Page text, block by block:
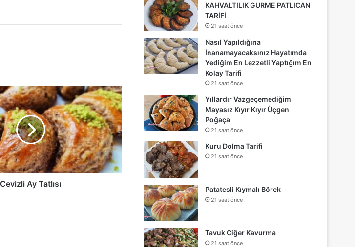
Cevizli Ay Tatlısı
KAHVALTILIK GURME PATLICAN
TARİFİ
21 saat önce
Nasıl Yapıldığına
İnanamayacaksınız Hayatımda
Yediğim En Lezzetli Yaptığım En
Kolay Tarifi
21 saat önce
Yıllardır Vazgeçemediğim
Mayasız Kıyır Kıyır Üçgen
Poğaça
21 saat önce
Kuru Dolma Tarifi
21 saat önce
Patatesli Kıymalı Börek
21 saat önce
Tavuk Ciğer Kavurma
21 saat önce